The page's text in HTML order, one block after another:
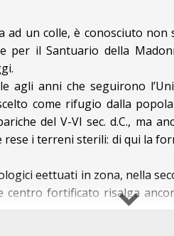
ad un colle, è conosciuto
per il Santuario della
agli anni che seguirono
come rifugio dalla
del V-VI sec. d.C., ma
rese i terreni sterili: di qui la
effettuati in zona, nella
centro fortificato risalga
si stanziarono
della Porta Greca,
VELIA